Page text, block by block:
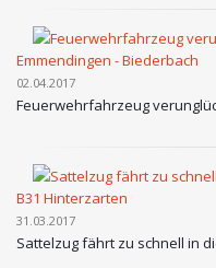
Emmendingen - Biederbach
02.04.2017
Feuerwehrfahrzeug
B31 Hinterzarten
31.03.2017
Sattelzug fährt zu schnell in